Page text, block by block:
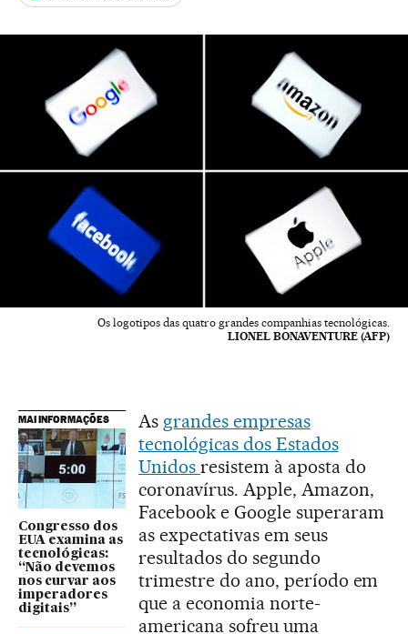
Os logotipos das quatro grandes companhias tecnológicas.
LIONEL BONAVENTURE (AFP)
MAI INFORMAÇÕES
Congresso dos
EUA examina as
tecnológicas:
“Não devemos
nos curvar aos
imperadores
digitais”
As grandes empresas
tecnológicas dos Estados
Unidos resistem à aposta do
coronavírus. Apple, Amazon,
Facebook e Google superaram
as expectativas em seus
resultados do segundo
trimestre do ano, período em
que a economia norte-
americana sofreu uma